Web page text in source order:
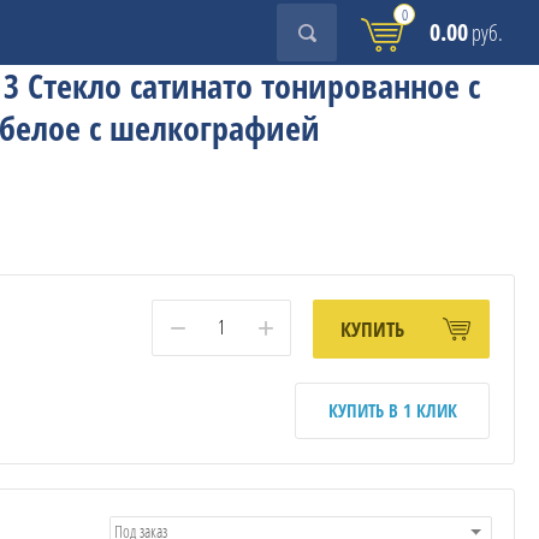
0
0.00руб.
сатинато тонированное с
с шелкографией
− + КУПИТЬ
КУПИТЬ В 1 КЛИК
Под заказ